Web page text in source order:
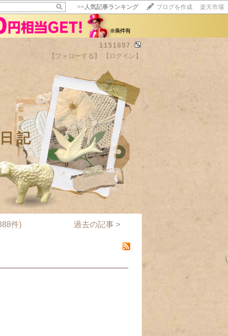
>>人気記事ランキング ブログを作成 楽天市場
1151697
【フォローする】 【ログイン】
記
いいね!
件) 過去の記事 >